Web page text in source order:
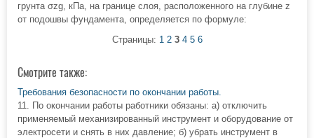
грунта σzg, кПа, на границе слоя, расположенного на глубине z
от подошвы фундамента, определяется по формуле:
Страницы: 1 2 3 4 5 6
Смотрите также:
Требования безопасности по окончании работы.
11. По окончании работы работники обязаны: а) отключить
применяемый механизированный инструмент и оборудование от
электросети и снять в них давление; б) убрать инструмент в